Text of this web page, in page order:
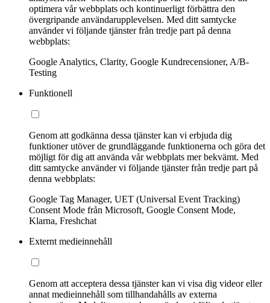
optimera vår webbplats och kontinuerligt förbättra den
övergripande användarupplevelsen. Med ditt samtycke
använder vi följande tjänster från tredje part på denna
webbplats:
Google Analytics, Clarity, Google Kundrecensioner, A/B-
Testing
Funktionell
Genom att godkänna dessa tjänster kan vi erbjuda dig
funktioner utöver de grundläggande funktionerna och göra det
möjligt för dig att använda vår webbplats mer bekvämt. Med
ditt samtycke använder vi följande tjänster från tredje part på
denna webbplats:
Google Tag Manager, UET (Universal Event Tracking)
Consent Mode från Microsoft, Google Consent Mode,
Klarna, Freshchat
Externt medieinnehåll
Genom att acceptera dessa tjänster kan vi visa dig videor eller
annat medieinnehåll som tillhandahålls av externa